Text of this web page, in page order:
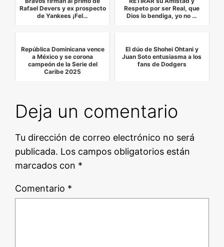
Rafael Devers y ex prospecto
de Yankees ¡Fel…
Respeto por ser Real, que
Dios lo bendiga, yo no …
República Dominicana vence
a México y se corona
campeón de la Serie del
Caribe 2025
El dúo de Shohei Ohtani y
Juan Soto entusiasma a los
fans de Dodgers
Deja un comentario
Tu dirección de correo electrónico no será
publicada. Los campos obligatorios están
marcados con *
Comentario *